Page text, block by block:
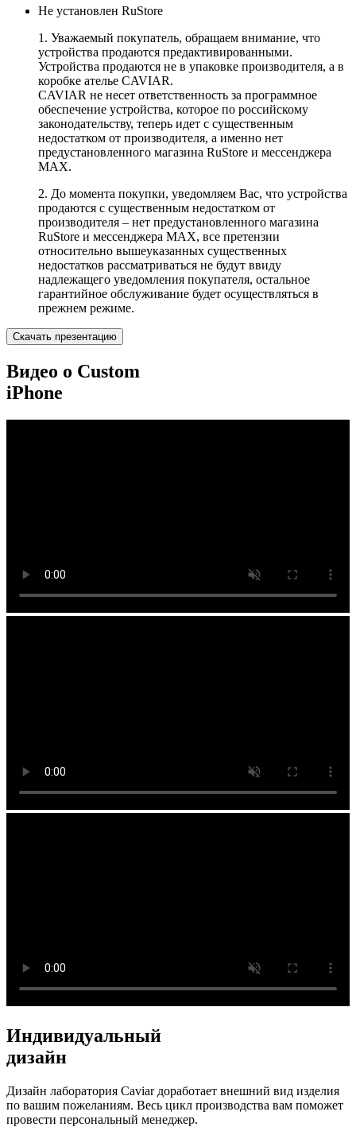
Не установлен RuStore
1. Уважаемый покупатель, обращаем внимание, что
устройства продаются предактивированными.
Устройства продаются не в упаковке производителя, а в
коробке ателье CAVIAR.
CAVIAR не несет ответственность за программное
обеспечение устройства, которое по российскому
законодательству, теперь идет с существенным
недостатком от производителя, а именно нет
предустановленного магазина RuStore и мессенджера
MAX.
2. До момента покупки, уведомляем Вас, что устройства
продаются с существенным недостатком от
производителя – нет предустановленного магазина
RuStore и мессенджера MAX, все претензии
относительно вышеуказанных существенных
недостатков рассматриваться не будут ввиду
надлежащего уведомления покупателя, остальное
гарантийное обслуживание будет осуществляться в
прежнем режиме.
Скачать презентацию
Видео о Custom
iPhone
Индивидуальный
дизайн
Дизайн лаборатория Caviar доработает внешний вид изделия
по вашим пожеланиям. Весь цикл производства вам поможет
провести персональный менеджер.